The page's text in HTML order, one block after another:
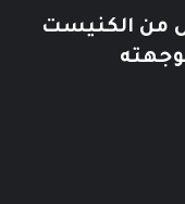
من الكنيست